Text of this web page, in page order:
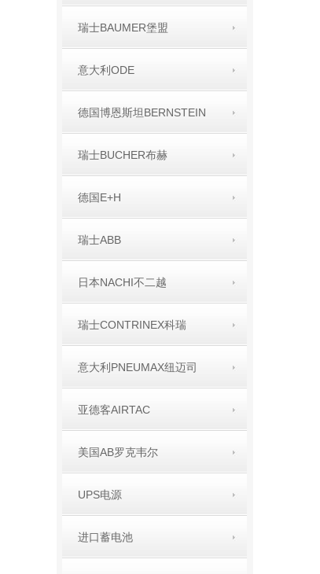
瑞士BAUMER堡盟
意大利ODE
德国博恩斯坦BERNSTEIN
瑞士BUCHER布赫
德国E+H
瑞士ABB
日本NACHI不二越
瑞士CONTRINEX科瑞
意大利PNEUMAX纽迈司
亚德客AIRTAC
美国AB罗克韦尔
UPS电源
进口蓄电池